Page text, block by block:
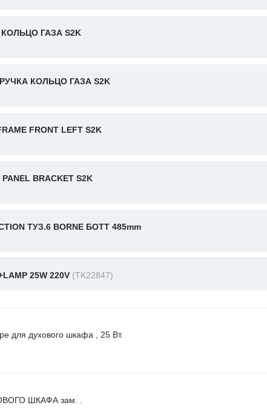
ГАЗА S2K
КОЛЬЦО ГАЗА S2K
FRONT LEFT S2K
PANEL BRACKET S2K
ТУЗ.6 BORNE БОТТ 485mm
25W 220V (TK22847)
для духового шкафа , 25 Вт.
ШКАФА зам. .